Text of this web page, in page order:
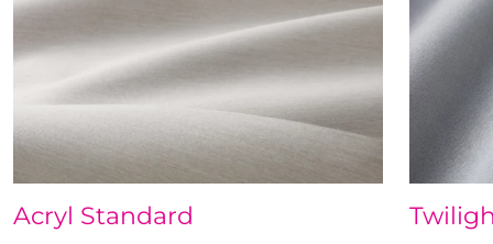
Acryl Standard